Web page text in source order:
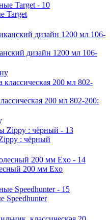
Target
дизайн 1200 мл 106-
200 мл 802-200:
: чёрный
200 мм Exo
Speedhunter